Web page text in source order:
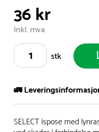
36 kr
Inkl. mva
stk
🚛
Vi har et stort og
SELECT ispose med